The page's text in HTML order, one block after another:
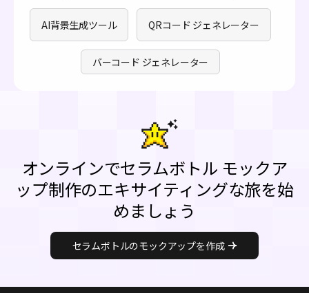
AI背景生成ツール QRコード ジェネレーター
バーコード ジェネレーター
オンラインでセラムボトル モックア
ップ制作のエキサイティングな旅を始
めましょう
セラムボトルのモックアップを作成